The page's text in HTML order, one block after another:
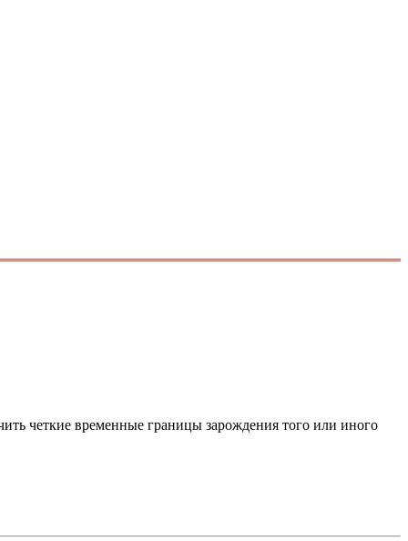
четкие временные границы зарождения того или иного